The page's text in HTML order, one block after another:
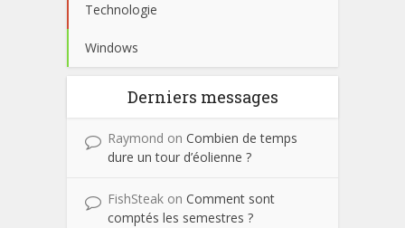
Technologie
Windows
Derniers messages
Raymond on Combien de temps
dure un tour d’éolienne ?
FishSteak on Comment sont
comptés les semestres ?